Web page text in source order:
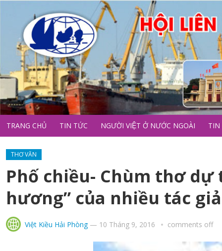
TRANG CHỦ TIN TỨC NGƯỜI VIỆT Ở NƯỚC NGOÀI TIN
THƠ VĂN
Phố chiều- Chùm thơ dự
hương” của nhiều tác giả
Việt Kiều Hải Phòng— 10 Tháng 9, 2016 comments off